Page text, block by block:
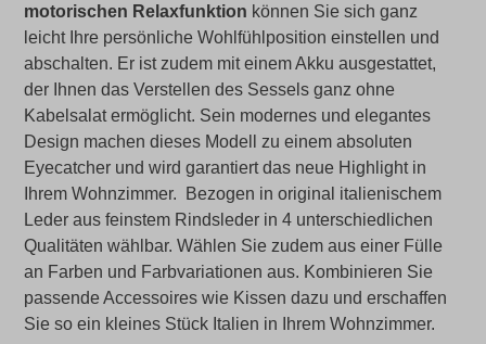
motorischen Relaxfunktion können Sie sich ganz
leicht Ihre persönliche Wohlfühlposition einstellen und
abschalten. Er ist zudem mit einem Akku ausgestattet,
der Ihnen das Verstellen des Sessels ganz ohne
Kabelsalat ermöglicht. Sein modernes und elegantes
Design machen dieses Modell zu einem absoluten
Eyecatcher und wird garantiert das neue Highlight in
Ihrem Wohnzimmer. Bezogen in original italienischem
Leder aus feinstem Rindsleder in 4 unterschiedlichen
Qualitäten wählbar. Wählen Sie zudem aus einer Fülle
an Farben und Farbvariationen aus. Kombinieren Sie
passende Accessoires wie Kissen dazu und erschaffen
Sie so ein kleines Stück Italien in Ihrem Wohnzimmer.